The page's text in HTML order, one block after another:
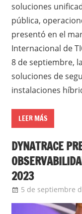
soluciones
pública,
presentó en el
Internacional de
8 de septiembre,
soluciones de
instalaciones
LEER MÁS
DYNATRACE
2023
5 de septiembre